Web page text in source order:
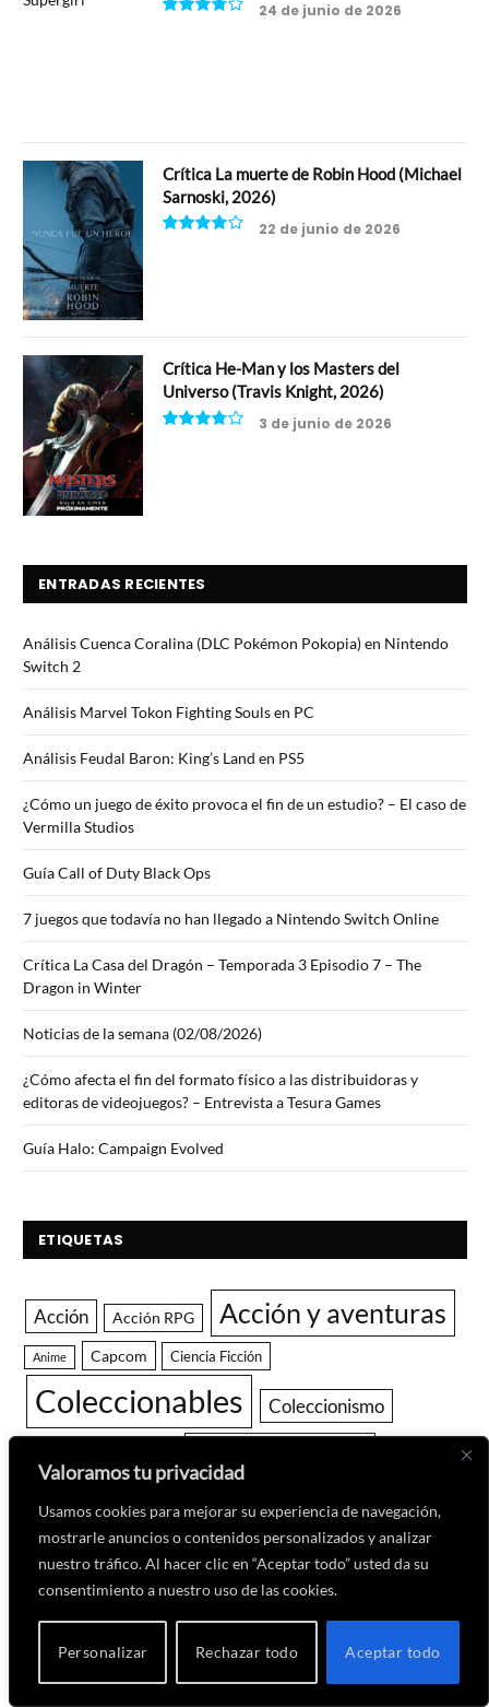
Valoramos tu privacidad
Usamos cookies para mejorar su experiencia de navegación,
mostrarle anuncios o contenidos personalizados y analizar
nuestro tráfico. Al hacer clic en “Aceptar todo” usted da su
consentimiento a nuestro uso de las cookies.
Personalizar Rechazar todo Aceptar todo
24 de junio de 2026
Crítica La muerte de Robin Hood (Michael
Sarnoski, 2026)
22 de junio de 2026
Crítica He-Man y los Masters del
Universo (Travis Knight, 2026)
3 de junio de 2026
ENTRADAS RECIENTES
Análisis Cuenca Coralina (DLC Pokémon Pokopia) en Nintendo
Switch 2
Análisis Marvel Tokon Fighting Souls en PC
Análisis Feudal Baron: King’s Land en PS5
¿Cómo un juego de éxito provoca el fin de un estudio? – El caso de
Vermilla Studios
Guía Call of Duty Black Ops
7 juegos que todavía no han llegado a Nintendo Switch Online
Crítica La Casa del Dragón – Temporada 3 Episodio 7 – The
Dragon in Winter
Noticias de la semana (02/08/2026)
¿Cómo afecta el fin del formato físico a las distribuidoras y
editoras de videojuegos? – Entrevista a Tesura Games
Guía Halo: Campaign Evolved
ETIQUETAS
Acción Acción RPG Acción y aventuras
Anime Capcom Ciencia Ficción
Coleccionables Coleccionismo
Final Fantasy Guía Hack and Slash HBO Max
Indie JRPG Juegos de miedo
Lanzamientos de videojuegos Marvel Merchandising
Nintendo
Plataformas Platino PlayStation